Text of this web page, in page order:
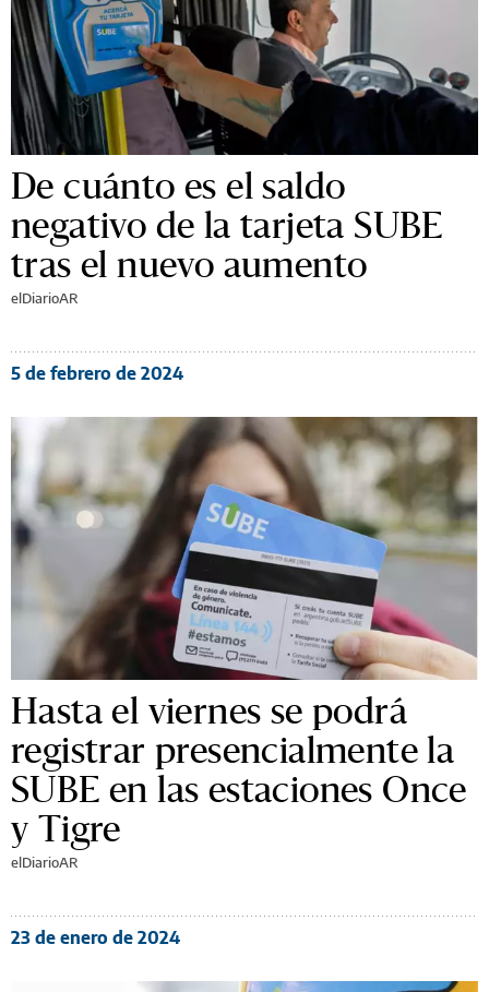
De cuánto es el saldo
negativo de la tarjeta SUBE
tras el nuevo aumento
elDiarioAR
5 de febrero de 2024
Hasta el viernes se podrá
registrar presencialmente la
SUBE en las estaciones Once
y Tigre
elDiarioAR
23 de enero de 2024